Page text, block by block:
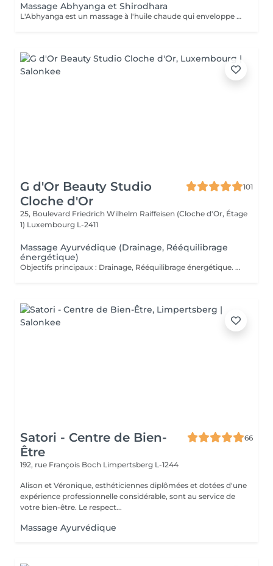
Massage Abhyanga et Shirodhara
L'Abhyanga est un massage à l'huile chaude qui enveloppe tout le corps. Au fil des gestes lents et continus, le corps se relâche, la respiration s'apaise, l'énergie circule à nouveau. C'est un moment où tout se dépose, où le système nerveux se calme et où l'on retrouve une sensation d'unité. Le Shirodhara prolonge ce voyage intérieur. Un filet d'huile chaude coule doucement sur le front, comme une invitation à lâcher le mental. Les pensées se posent, le stress se dissout, un calme profond s'installe, presque méditatif. Ensemble, Abhyanga et Shirodhara créent un soin de 2 h où le corps se détend, le corps se relâche et l'esprit retrouve de la clarté. Une expérience douce, rééquilibrante et profondément régénérante. Prévoir une serviette, tissus pour le retour, veillez a ne pas s'alimenter juste avant, Idéalement c'est un soin qui se pratique le soir
G d'Or Beauty Studio
Cloche d'Or
101
25, Boulevard Friedrich Wilhelm Raiffeisen (Cloche d'Or, Étage
1) Luxembourg L-2411
Massage Ayurvédique (Drainage, Rééquilibrage
énergétique)
Objectifs principaux : Drainage, Rééquilibrage énergétique. Massage du corps entier inspiré des traditions indiennes ancestrales, où les manuvres sont à la fois enveloppantes, profondes et rythmées, alternant pressions, lissages et mouvements circulaires. Chaque geste suit une chorégraphie précise visant à stimuler les points énergétiques et à accompagner le corps dans un mouvement naturel de rééquilibrage. Ce rituel harmonieux soutient la circulation sanguine et lymphatique, favorise le drainage naturel de l'organisme et aide à éliminer les toxines accumulées. Par son rythme fluide et structuré, il dynamise les tissus, relance l'énergie vitale (prana) et contribue à délier les zones de stagnation. Le corps retrouve légèreté et vitalité, tandis qu'une sensation d'ancrage et d'harmonie intérieure s'installe durablement. Fréquence recommandée : Ponctuellement, ou toutes les 2 à 3 semaines dans le cadre d'un entretien régulier.
Satori - Centre de Bien-
Être
66
192, rue François Boch Limpertsberg L-1244
Alison et Véronique, esthéticiennes diplômées et dotées d'une
expérience professionnelle considérable, sont au service de
votre bien-être. Le respect...
Massage Ayurvédique